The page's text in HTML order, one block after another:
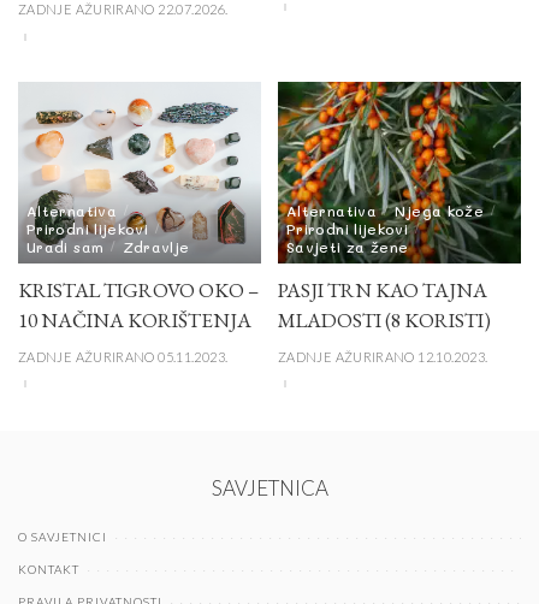
ZADNJE AŽURIRANO 22.07.2026.
Alternativa
Prirodni lijekovi
Uradi sam
Zdravlje
KRISTAL TIGROVO OKO –
10 NAČINA KORIŠTENJA
ZADNJE AŽURIRANO 05.11.2023.
Alternativa
Njega kože
Prirodni lijekovi
Savjeti za žene
PASJI TRN KAO TAJNA
MLADOSTI (8 KORISTI)
ZADNJE AŽURIRANO 12.10.2023.
SAVJETNICA
O SAVJETNICI
KONTAKT